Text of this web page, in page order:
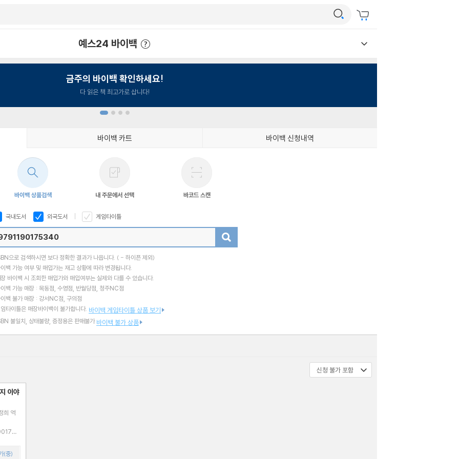
예스24 바이백
금주의 바이백 확인하세요!
다 읽은 책 최고가로 삽니다!
바이백 카트 바이백 신청내역
바이백 상품검색 내 주문에서 선택 바코드 스캔
국내도서 외국도서 게임타이틀
으로 검색하시면 보다 정확한 결과가 나옵니다. ( - 하이픈 제외)
백 가능 여부 및 매입가는 재고 상황에 따라 변경됩니다.
바이백 시 조회한 매입가와 매입여부는 실제와 다를 수 있습니다.
백 가능 매장 : 목동점, 수영점, 반월당점, 청주NC점
백 불가 매장 : 강서NC점, 구의점
타이틀은 매장바이백이 불가합니다. 바이백 게임타이틀 상품 보기
불일치, 상태불량, 증정용은 판매불가 바이백 불가 상품
이야
희 역
(중)